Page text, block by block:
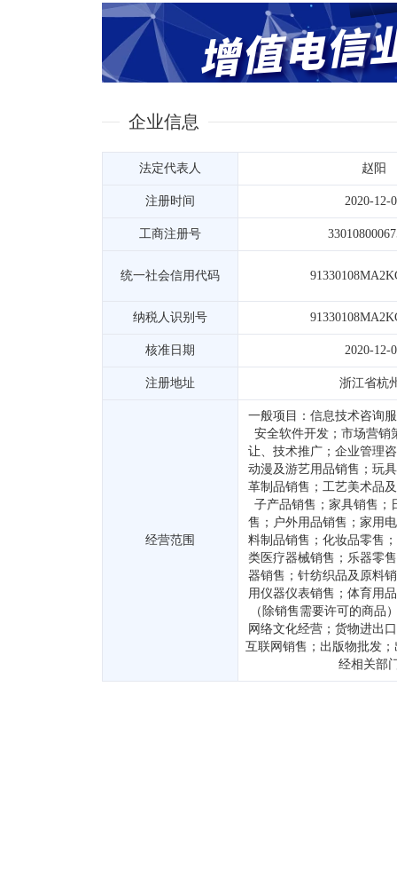
企业信息
法定代表人 赵阳
注册时间 2020-12-
工商注册号
统一社会信用代码
纳税人识别号
核准日期 2020-12-
注册地址 浙江省杭
经营范围
一般项目：信息技术咨询
安全软件开发；市场营销
让、技术推广；企业管理
动漫及游艺用品销售；玩
革制品销售；工艺美术品
子产品销售；家具销售；
售；户外用品销售；家用
料制品销售；化妆品零售
类医疗器械销售；乐器零
器销售；针纺织品及原料
用仪器仪表销售；体育用
（除销售需要许可的商品
网络文化经营；货物进出
互联网销售；出版物批发
经相关部